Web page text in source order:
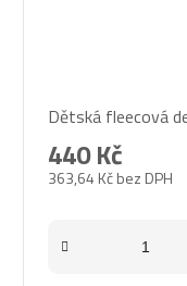
Dětská fleecová
363,64 Kč bez DPH
440 Kč